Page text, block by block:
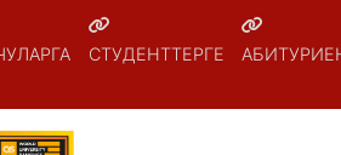
СТУДЕНТТЕРГЕ